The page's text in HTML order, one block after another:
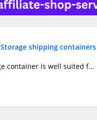
Storage shipping containers
The storage container is well suited for storing things, tools and materials on a construction site, home yard or other territory. The main advantages of storage containers compared to sea containers are lighter weight, cheaper price and convenient modular construction, which allows transporting several containers at the same time. Cons - the container can only be lifted when it is empty WhatsApp(+44 7397 620325) Email :::(ligakvas@yahoo.com